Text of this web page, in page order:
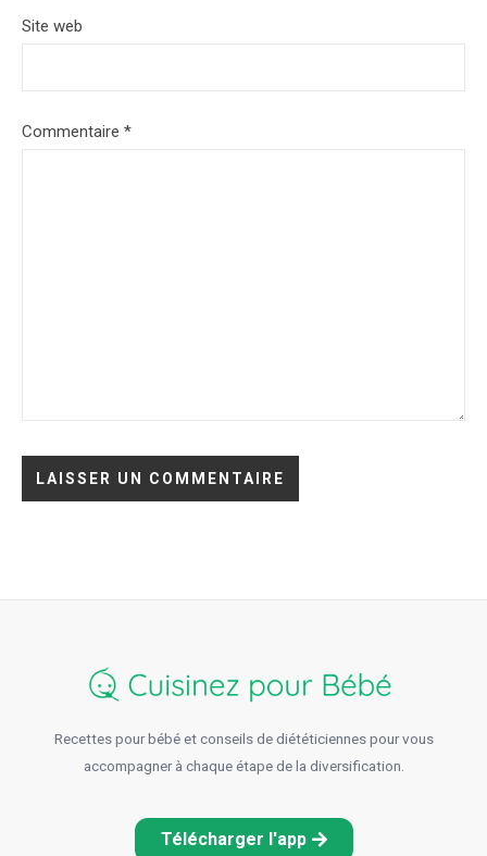
Site web
Commentaire *
Recettes pour bébé et conseils de diététiciennes pour vous
accompagner à chaque étape de la diversification.
Télécharger l'app